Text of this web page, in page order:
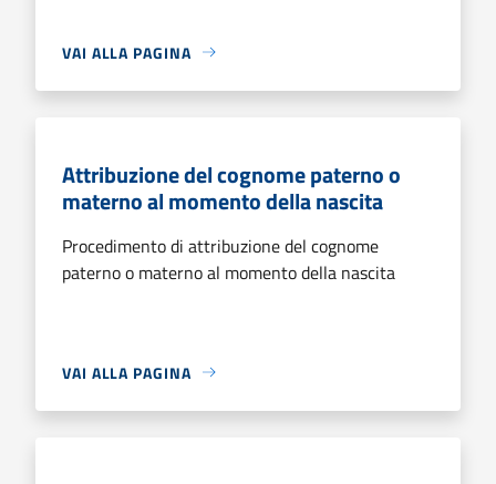
VAI ALLA PAGINA
Attribuzione del cognome paterno o
materno al momento della nascita
Procedimento di attribuzione del cognome
paterno o materno al momento della nascita
VAI ALLA PAGINA